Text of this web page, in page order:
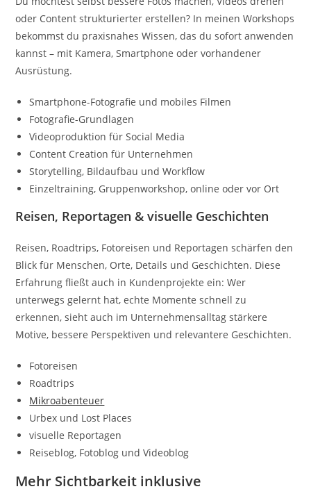
oder Content strukturierter erstellen? In meinen Workshops
bekommst du praxisnahes Wissen, das du sofort anwenden
kannst – mit Kamera, Smartphone oder vorhandener
Ausrüstung.
Smartphone-Fotografie und mobiles Filmen
Fotografie-Grundlagen
Videoproduktion für Social Media
Content Creation für Unternehmen
Storytelling, Bildaufbau und Workflow
Einzeltraining, Gruppenworkshop, online oder vor Ort
Reisen, Reportagen & visuelle Geschichten
Reisen, Roadtrips, Fotoreisen und Reportagen schärfen den
Blick für Menschen, Orte, Details und Geschichten. Diese
Erfahrung fließt auch in Kundenprojekte ein: Wer
unterwegs gelernt hat, echte Momente schnell zu
erkennen, sieht auch im Unternehmensalltag stärkere
Motive, bessere Perspektiven und relevantere Geschichten.
Fotoreisen
Roadtrips
Mikroabenteuer
Urbex und Lost Places
visuelle Reportagen
Reiseblog, Fotoblog und Videoblog
Mehr Sichtbarkeit inklusive